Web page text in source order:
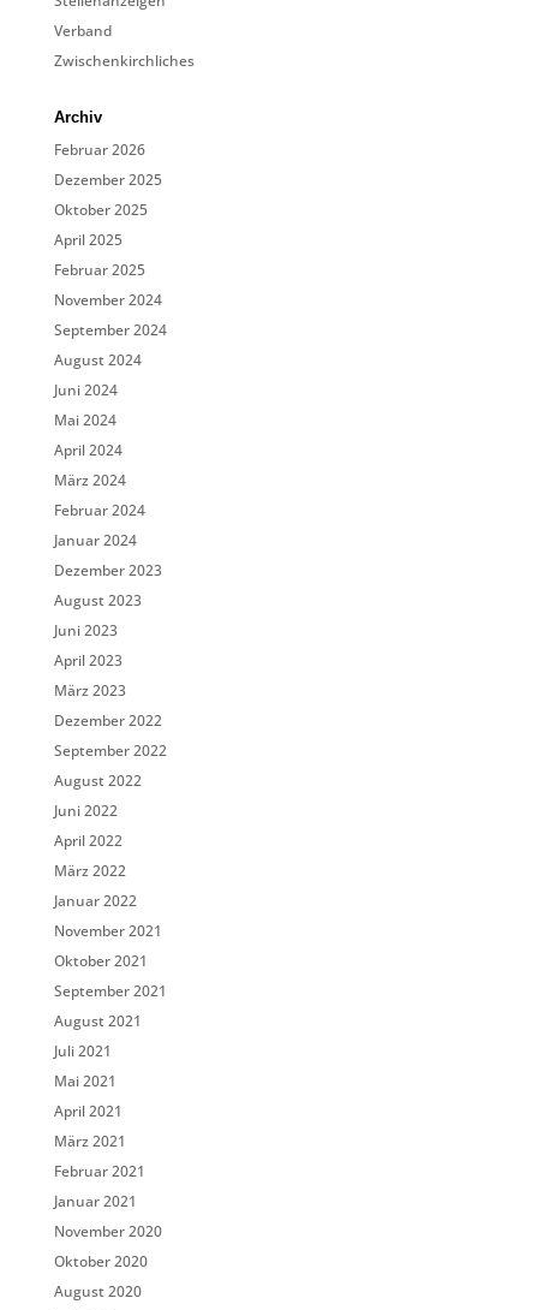
Verband
Zwischenkirchliches
Archiv
Februar 2026
Dezember 2025
Oktober 2025
April 2025
Februar 2025
November 2024
September 2024
August 2024
Juni 2024
Mai 2024
April 2024
März 2024
Februar 2024
Januar 2024
Dezember 2023
August 2023
Juni 2023
April 2023
März 2023
Dezember 2022
September 2022
August 2022
Juni 2022
April 2022
März 2022
Januar 2022
November 2021
Oktober 2021
September 2021
August 2021
Juli 2021
Mai 2021
April 2021
März 2021
Februar 2021
Januar 2021
November 2020
Oktober 2020
August 2020